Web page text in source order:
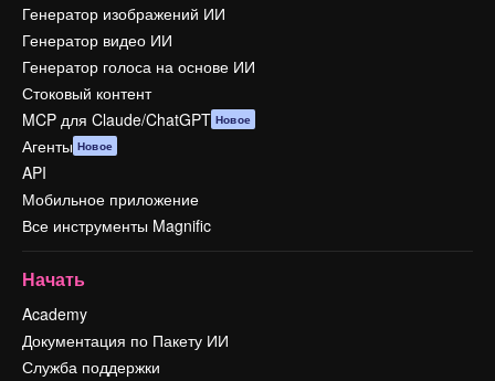
Генератор изображений ИИ
Генератор видео ИИ
Генератор голоса на основе ИИ
Стоковый контент
MCP для Claude/ChatGPT Новое
Агенты Новое
API
Мобильное приложение
Все инструменты Magnific
Начать
Academy
Документация по Пакету ИИ
Служба поддержки